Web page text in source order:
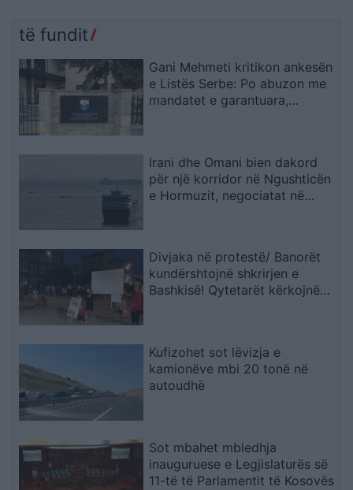
të fundit
Gani Mehmeti kritikon ankesën
e Listës Serbe: Po abuzon me
mandatet e garantuara,
Irani dhe Omani bien dakord
për një korridor në Ngushticën
e Hormuzit, negociatat në
Divjaka në protestë/ Banorët
kundërshtojnë shkrirjen e
Bashkisë! Qytetarët kërkojnë
Kufizohet sot lëvizja e
kamionëve mbi 20 tonë në
autoudhë
Sot mbahet mbledhja
inauguruese e Legjislaturës së
11-të të Parlamentit të Kosovës